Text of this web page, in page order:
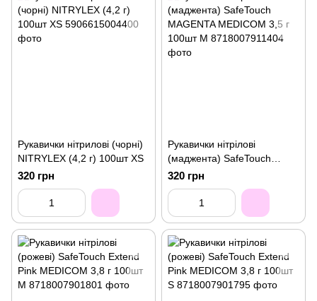
Рукавички нітрилові (чорні)
NITRYLEX (4,2 г) 100шт XS
320 грн
Рукавички нітрілові
(маджента) SafeTouch
MAGENTA MEDICOM 3,5 г
100шт M
320 грн